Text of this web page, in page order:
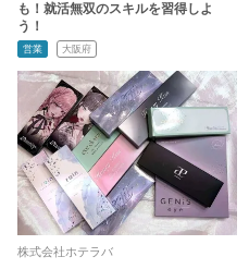
も！就活無双のスキルを習得しよ
う！
営業 大阪府
株式会社ホテラバ